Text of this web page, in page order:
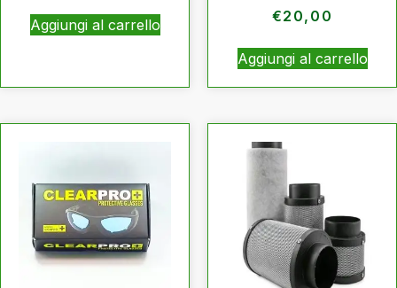
Aggiungi al carrello
€20,00
Aggiungi al carrello